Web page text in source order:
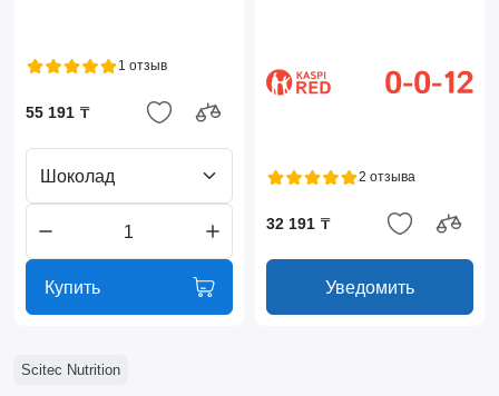
1 отзыв
55 191 ₸
Шоколад
Купить
2 отзыва
32 191 ₸
Уведомить
Scitec Nutrition